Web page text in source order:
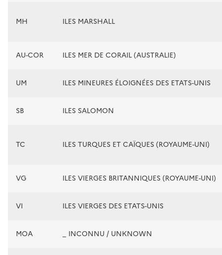
MH ILES MARSHALL
AU-COR ILES MER DE CORAIL (AUSTRALIE)
UM ILES MINEURES ÉLOIGNÉES DES ETATS-UNIS
SB ILES SALOMON
TC ILES TURQUES ET CAÏQUES (ROYAUME-UNI)
VG ILES VIERGES BRITANNIQUES (ROYAUME-UNI)
VI ILES VIERGES DES ETATS-UNIS
MOA _ INCONNU / UNKNOWN